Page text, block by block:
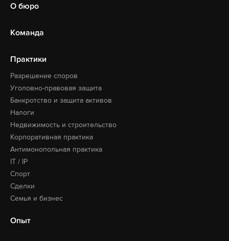
О бюро
Команда
Практики
Разрешение споров
Уголовно-правовая защита
Банкротство и защита активов
Налоги
Недвижимость и строительство
Корпоративная практика
Антимонопольная практика
IT / IP
Спорт
Сделки
Семья и бизнес
Опыт